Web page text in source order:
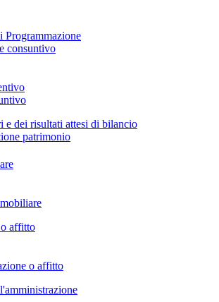
consuntivo
e dei risultati attesi di bilancio
patrimonio
affitto
o affitto